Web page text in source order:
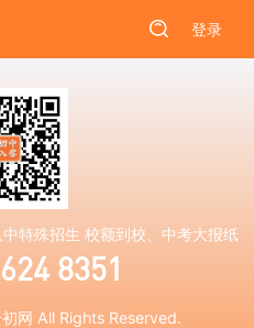
登录
特殊招生 校额到校、中考大报纸
8351
网 All Rights Reserved.